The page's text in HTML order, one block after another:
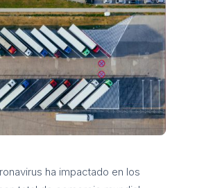
ha impactado en los